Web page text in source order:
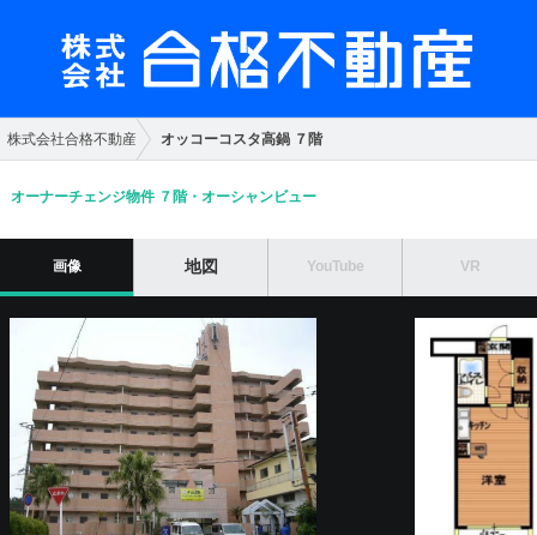
株式会社合格不動産 オッコーコスタ高鍋 ７階
オーナーチェンジ物件 ７階・オーシャンビュー
画像 地図 YouTube VR